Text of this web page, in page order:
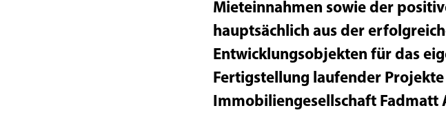
Mieteinnahmen sowie der
hauptsächlich aus der
Entwicklungsobjekten für das
Fertigstellung laufender
Immobiliengesellschaft Fadmatt